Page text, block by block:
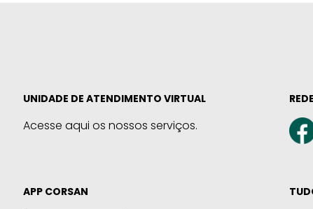
UNIDADE DE ATENDIMENTO VIRTUAL
Acesse aqui os nossos serviços.
APP CORSAN